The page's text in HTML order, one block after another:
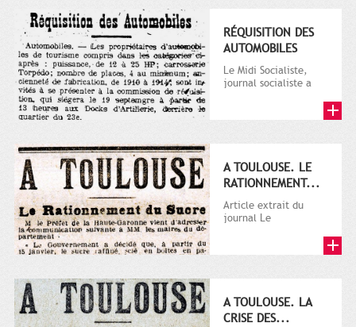
RÉQUISITION DES
AUTOMOBILES
Le Midi Socialiste,
journal socialiste a
A TOULOUSE. LE
RATIONNEMENT...
Article extrait du
journal Le
A TOULOUSE. LA
CRISE DES...